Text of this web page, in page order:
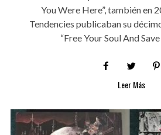
You Were Here”, también en
Tendencies publicaban su
“Free Your Soul And
Leer Más